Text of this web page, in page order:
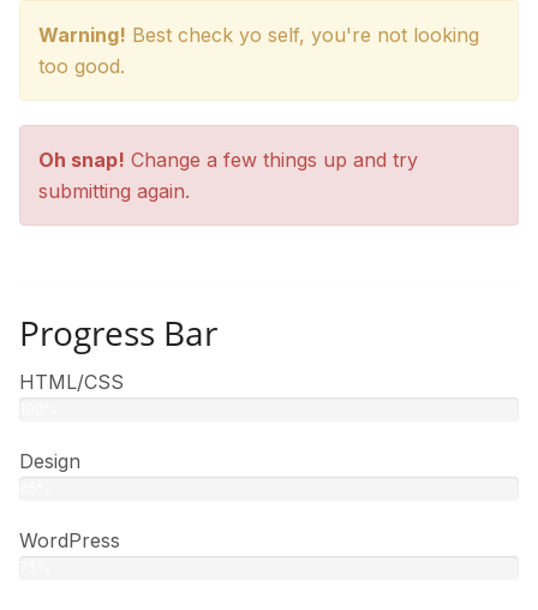
Warning! Best check yo self, you're not looking
too good.
Oh snap! Change a few things up and try
submitting again.
Progress Bar
HTML/CSS
Design
WordPress